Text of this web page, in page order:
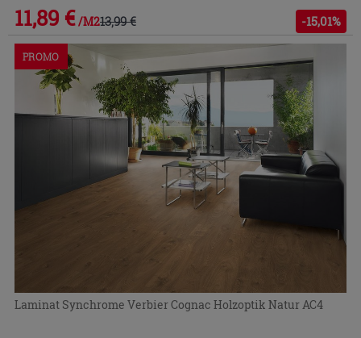
11,89 € /M213,99 € -15,01%
PROMO
Laminat Synchrome Verbier Cognac Holzoptik Natur AC4